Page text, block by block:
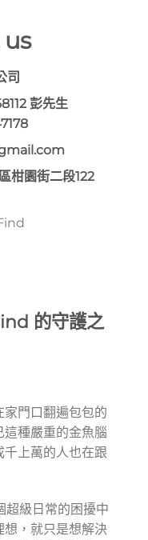
司
彭先生
柑園街二段122
的守護之
門口翻遍包包的
種嚴重的金魚腦
上萬的人也在跟
級日常的困擾中
想，就只是想解決